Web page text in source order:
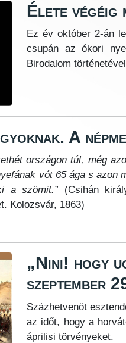
Élete végéig
Ez év október 2-án
csupán az ókori
Birodalom
A
országon túl, még
vót 65 ága s azon
a szömit.”(Csihán
Kolozsvár, 1863)
„Nini! hogy
szeptember
Százhetvenöt
az időt, hogy a
áprilisi törvényeket.